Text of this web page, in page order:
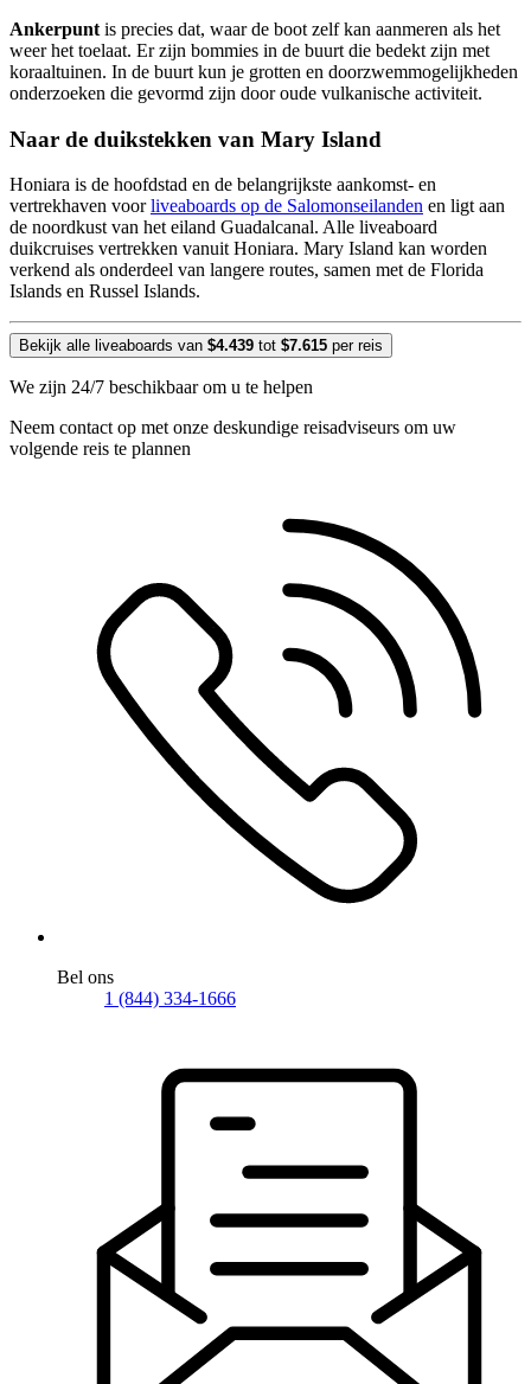
Ankerpunt is precies dat, waar de boot zelf kan aanmeren als het
weer het toelaat. Er zijn bommies in de buurt die bedekt zijn met
koraaltuinen. In de buurt kun je grotten en doorzwemmogelijkheden
onderzoeken die gevormd zijn door oude vulkanische activiteit.
Naar de duikstekken van Mary Island
Honiara is de hoofdstad en de belangrijkste aankomst- en
vertrekhaven voorliveaboards op de Salomonseilanden en ligt aan
de noordkust van het eiland Guadalcanal. Alle liveaboard
duikcruises vertrekken vanuit Honiara. Mary Island kan worden
verkend als onderdeel van langere routes, samen met de Florida
Islands en Russel Islands.
Bekijk alle liveaboards van $4.439 tot $7.615 per reis
We zijn 24/7 beschikbaar om u te helpen
Neem contact op met onze deskundige reisadviseurs om uw
volgende reis te plannen
Bel ons
1 (844) 334-1666